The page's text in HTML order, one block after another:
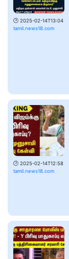
🕑 2025-02-14T13:04
tamil.news18.com
🕑 2025-02-14T12:58
tamil.news18.com